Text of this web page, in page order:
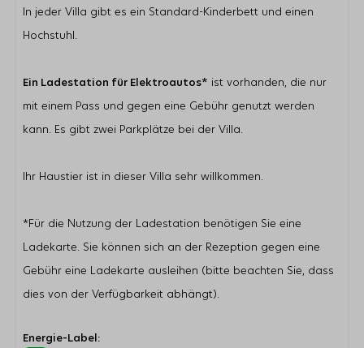
In jeder Villa gibt es ein Standard-Kinderbett und einen
Hochstuhl.
Ein Ladestation für Elektroautos* ist vorhanden, die nur
mit einem Pass und gegen eine Gebühr genutzt werden
kann. Es gibt zwei Parkplätze bei der Villa.
Ihr Haustier ist in dieser Villa sehr willkommen.
*Für die Nutzung der Ladestation benötigen Sie eine
Ladekarte. Sie können sich an der Rezeption gegen eine
Gebühr eine Ladekarte ausleihen (bitte beachten Sie, dass
dies von der Verfügbarkeit abhängt).
Energie-Label: